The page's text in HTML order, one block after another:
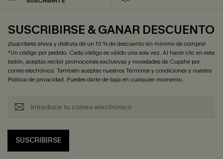
SUSCRIBIRSE & GANAR DESCUENTO
¡Suscríbete ahora y disfruta de un 10 % de descuento sin mínimo de compra!
*Un código por pedido. Cada código es válido una sola vez. Al hacer clic en este
botón, aceptas recibir promociones exclusivas y novedades de Cupshe por
correo electrónico. También aceptas nuestrosTérminos y condicionesy nuestra
Política de privacidad. Puedes darte de baja en cualquier momento.
SUSCRIBIRSE